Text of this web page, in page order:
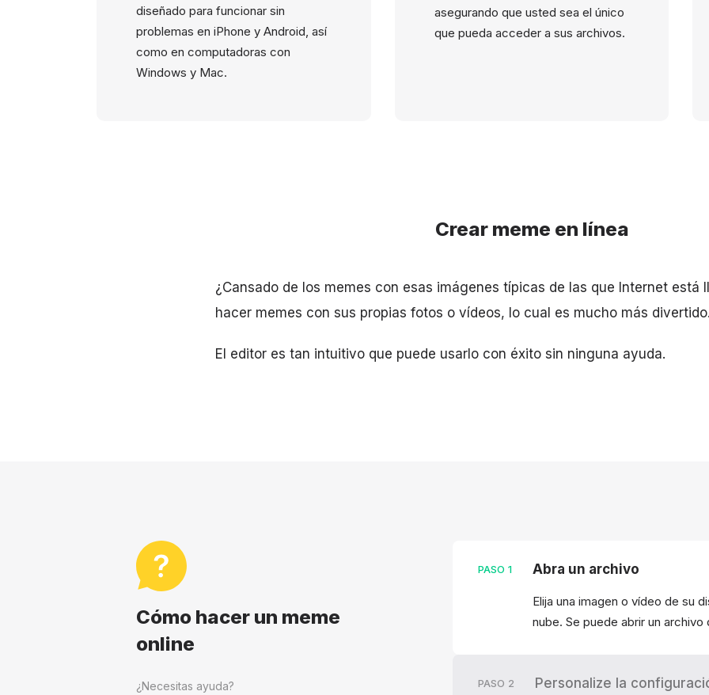
diseñado para funcionar sin
problemas en iPhone y Android, así
como en computadoras con
Windows y Mac.
asegurando que usted sea el único
que pueda acceder a sus archivos.
Crear meme en línea
¿Cansado de los memes con esas imágenes típicas de las que Internet está
hacer memes con sus propias fotos o vídeos, lo cual es mucho más
El editor es tan intuitivo que puede usarlo con éxito sin ninguna ayuda.
Cómo hacer un meme
online
¿Necesitas ayuda?
PASO 1 Abra un archivo
Elija una imagen o vídeo de su
nube. Se puede abrir un
PASO 2 Personalize la